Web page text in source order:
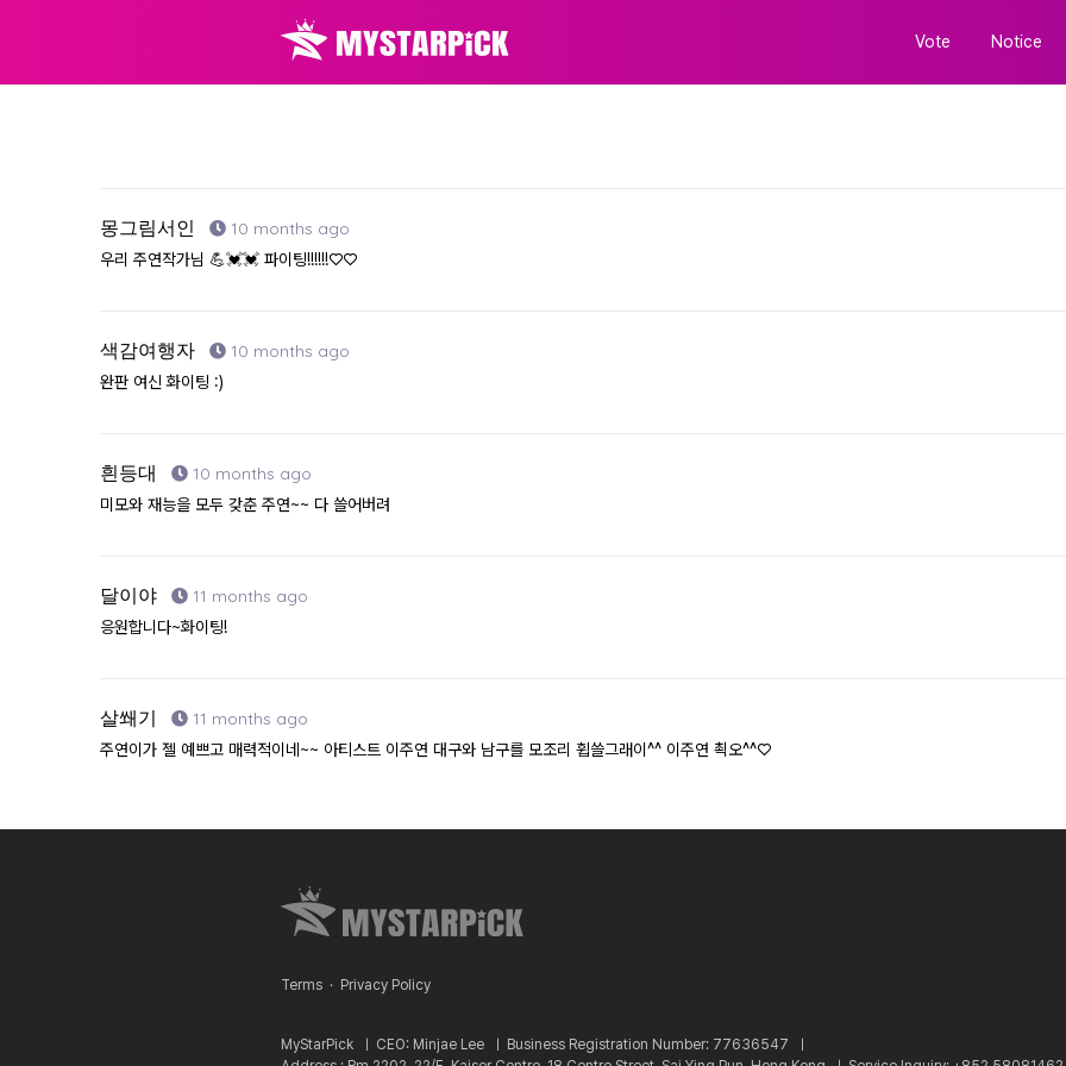
Vote Notice
몽그림서인 10 months ago
우리 주연작가님 💪💓💓 파이팅!!!!!!♡♡
색감여행자 10 months ago
완판 여신 화이팅 :)
흰등대 10 months ago
미모와 재능을 모두 갖춘 주연~~ 다 쓸어버려
달이야 11 months ago
응원합니다~화이팅!
살쐐기 11 months ago
주연이가 젤 예쁘고 매력적이네~~ 아티스트 이주연 대구와 남구를 모조리 휩쓸그래이^^ 이주연 쵝오^^♡
Terms · Privacy Policy
MyStarPick ㅣ CEO: Minjae Lee ㅣ Business Registration Number: 77636547 ㅣ